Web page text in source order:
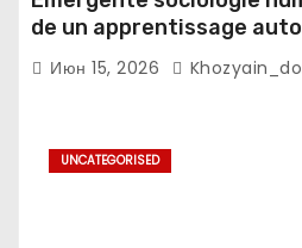
de un apprentissage
sur les espaces
Июн 15, 2026
UNCATEGORISED